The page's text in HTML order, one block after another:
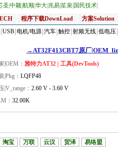
圣 中颖航顺华大兆易笙泉 国民技术
程序下载DownLoad 方案Solution
USB 电机/电源 汽车 触控 射频无线 低电压
→AT32F413CBT7原厂
|OEM： 雅特力AT32 | 工具(DevTools)
|Pkg： LQFP48
|V_range： 2.60 V - 3.60 V
： 32.00K
淘宝 万联 云汉 贸泽 易络盟